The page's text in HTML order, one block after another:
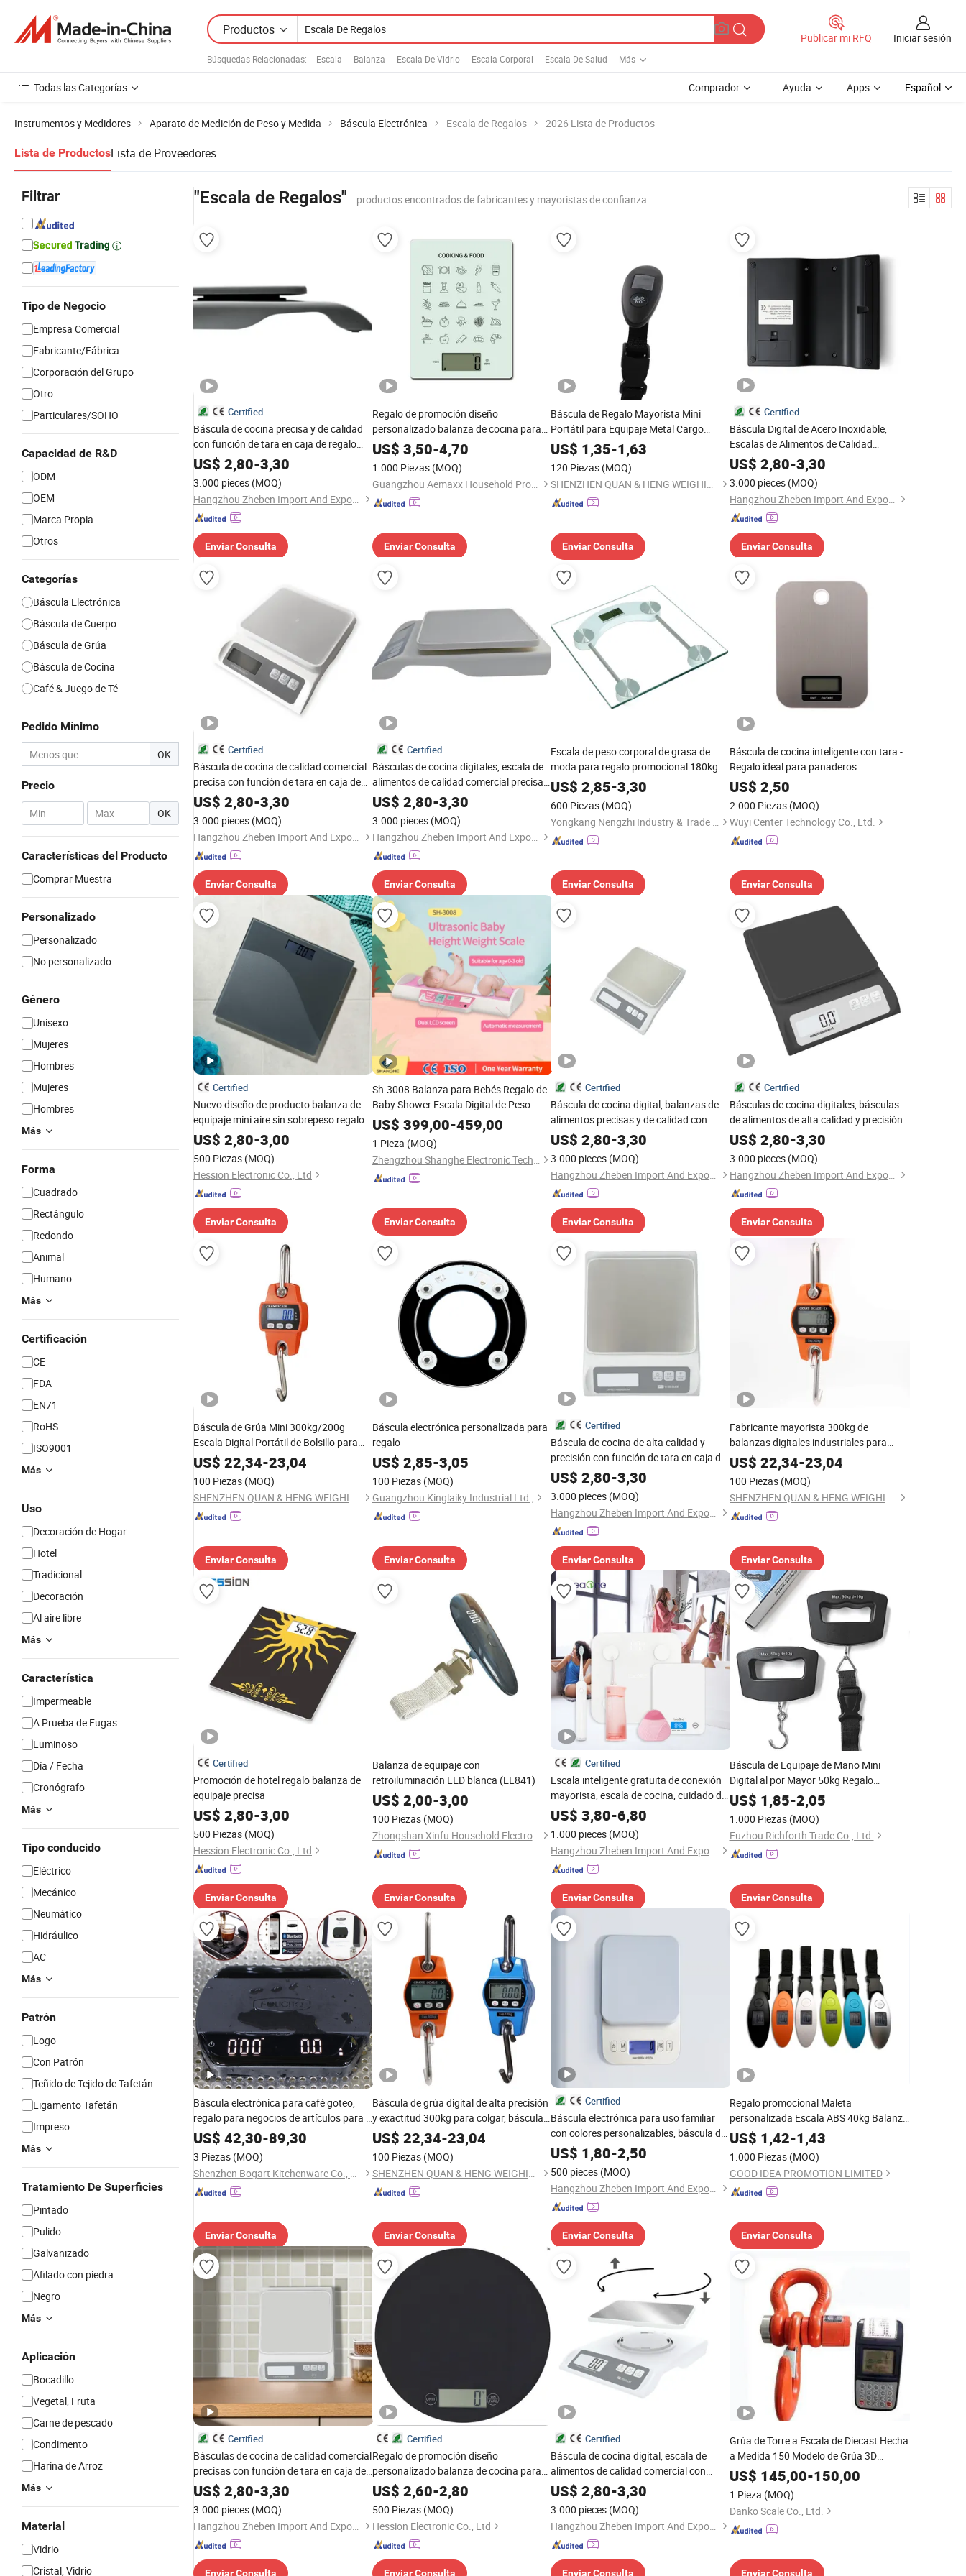
Productos
Búsquedas Relacionadas: Escala Balanza Escala De Vidrio Escala Corporal Escala De Salud Más
Publicar mi RFQ Iniciar sesión
Todas las Categorías Comprador Ayuda Apps Español
Instrumentos y Medidores Aparato de Medición de Peso y Medida Báscula Electrónica Escala de Regalos 2026 Lista de Productos
Lista de ProductosLista de Proveedores
Filtrar
Tipo de Negocio
Empresa Comercial
Fabricante/Fábrica
Corporación del Grupo
Otro
Particulares/SOHO
Capacidad de R&D
ODM
OEM
Marca Propia
Otros
Categorías
Báscula Electrónica
Báscula de Cuerpo
Báscula de Grúa
Báscula de Cocina
Café & Juego de Té
Pedido Mínimo
OK
Precio
- OK
Características del Producto
Comprar Muestra
Personalizado
Personalizado
No personalizado
Género
Unisexo
Mujeres
Hombres
Mujeres
Hombres
Más
Forma
Cuadrado
Rectángulo
Redondo
Animal
Humano
Más
Certificación
CE
FDA
EN71
RoHS
ISO9001
Más
Uso
Decoración de Hogar
Hotel
Tradicional
Decoración
Al aire libre
Más
Característica
Impermeable
A Prueba de Fugas
Luminoso
Día / Fecha
Cronógrafo
Más
Tipo conducido
Eléctrico
Mecánico
Neumático
Hidráulico
AC
Más
Patrón
Logo
Con Patrón
Teñido de Tejido de Tafetán
Ligamento Tafetán
Impreso
Más
Tratamiento De Superficies
Pintado
Pulido
Galvanizado
Afilado con piedra
Negro
Más
Aplicación
Bocadillo
Vegetal, Fruta
Carne de pescado
Condimento
Harina de Arroz
Más
Material
Vidrio
Cristal, Vidrio
"Escala de Regalos" productos encontrados de fabricantes y mayoristas de confianza
Certified
Báscula de cocina precisa y de calidad
con función de tara en caja de regalo
con acero inoxidable
US$ 2,80-3,30
3.000 pieces (MOQ)
Hangzhou Zheben Import And Export Co., Ltd.
Enviar Consulta
Regalo de promoción diseño
personalizado balanza de cocina para
pesar alimentos
US$ 3,50-4,70
1.000 Piezas (MOQ)
Guangzhou Aemaxx Household Products Co., Ltd.
Enviar Consulta
Báscula de Regalo Mayorista Mini
Portátil para Equipaje Metal Cargo
40kg/10g para Equipaje de Viaje
US$ 1,35-1,63
120 Piezas (MOQ)
SHENZHEN QUAN & HENG WEIGHING SCALE CO., LTD.
Enviar Consulta
Certified
Báscula Digital de Acero Inoxidable,
Escalas de Alimentos de Calidad
Comercial con Función de Tara en Caja
de Regalo
US$ 2,80-3,30
3.000 pieces (MOQ)
Hangzhou Zheben Import And Export Co., Ltd.
Enviar Consulta
Certified
Báscula de cocina de calidad comercial
precisa con función de tara en caja de
regalo, acero inoxidable
US$ 2,80-3,30
3.000 pieces (MOQ)
Hangzhou Zheben Import And Export Co., Ltd.
Enviar Consulta
Certified
Básculas de cocina digitales, escala de
alimentos de calidad comercial precisa
con función de tara en caja de regalo
con acero inoxidable
US$ 2,80-3,30
3.000 pieces (MOQ)
Hangzhou Zheben Import And Export Co., Ltd.
Enviar Consulta
Escala de peso corporal de grasa de
moda para regalo promocional 180kg
US$ 2,85-3,30
600 Piezas (MOQ)
Yongkang Nengzhi Industry & Trade Co., Ltd
Enviar Consulta
Báscula de cocina inteligente con tara -
Regalo ideal para panaderos
US$ 2,50
2.000 Piezas (MOQ)
Wuyi Center Technology Co., Ltd.
Enviar Consulta
Certified
Nuevo diseño de producto balanza de
equipaje mini aire sin sobrepeso regalo
50kg 10g
US$ 2,80-3,00
500 Piezas (MOQ)
Hession Electronic Co., Ltd
Enviar Consulta
Sh-3008 Balanza para Bebés Regalo de
Baby Shower Escala Digital de Peso
Altura IMC para Bebés
US$ 399,00-459,00
1 Pieza (MOQ)
Zhengzhou Shanghe Electronic Technology Co., Ltd.
Enviar Consulta
Certified
Báscula de cocina digital, balanzas de
alimentos precisas y de calidad con
función de tara en caja de regalo con
acero inoxidable
US$ 2,80-3,30
3.000 pieces (MOQ)
Hangzhou Zheben Import And Export Co., Ltd.
Enviar Consulta
Certified
Básculas de cocina digitales, básculas
de alimentos de alta calidad y precisión
con función de tara en caja de regalo
con acero inoxidable
US$ 2,80-3,30
3.000 pieces (MOQ)
Hangzhou Zheben Import And Export Co., Ltd.
Enviar Consulta
Báscula de Grúa Mini 300kg/200g
Escala Digital Portátil de Bolsillo para
Pesar Equipaje, Grúas para la Industria
de la Pesca y Equipaje
US$ 22,34-23,04
100 Piezas (MOQ)
SHENZHEN QUAN & HENG WEIGHING SCALE CO., LTD.
Enviar Consulta
Báscula electrónica personalizada para
regalo
US$ 2,85-3,05
100 Piezas (MOQ)
Guangzhou Kinglaiky Industrial Ltd.,
Enviar Consulta
Certified
Báscula de cocina de alta calidad y
precisión con función de tara en caja de
regalo con acero inoxidable
US$ 2,80-3,30
3.000 pieces (MOQ)
Hangzhou Zheben Import And Export Co., Ltd.
Enviar Consulta
Fabricante mayorista 300kg de
balanzas digitales industriales para
grúas, balanza portátil colorida, balanza
electrónica de gancho
US$ 22,34-23,04
100 Piezas (MOQ)
SHENZHEN QUAN & HENG WEIGHING SCALE CO., LTD.
Enviar Consulta
Certified
Promoción de hotel regalo balanza de
equipaje precisa
US$ 2,80-3,00
500 Piezas (MOQ)
Hession Electronic Co., Ltd
Enviar Consulta
Balanza de equipaje con
retroiluminación LED blanca (EL841)
US$ 2,00-3,00
100 Piezas (MOQ)
Zhongshan Xinfu Household Electronic Co., Ltd.
Enviar Consulta
Certified
Escala inteligente gratuita de conexión
mayorista, escala de cocina, cuidado de
la salud corporal, regalo para dama
US$ 3,80-6,80
1.000 pieces (MOQ)
Hangzhou Zheben Import And Export Co., Ltd.
Enviar Consulta
Báscula de Equipaje de Mano Mini
Digital al por Mayor 50kg Regalo
Promocional
US$ 1,85-2,05
1.000 Piezas (MOQ)
Fuzhou Richforth Trade Co., Ltd.
Enviar Consulta
Báscula electrónica para café goteo,
regalo para negocios de artículos para el
hogar, utensilios de cocina, báscula para
café
US$ 42,30-89,30
3 Piezas (MOQ)
Shenzhen Bogart Kitchenware Co., Ltd.
Enviar Consulta
Báscula de grúa digital de alta precisión
y exactitud 300kg para colgar, báscula
industrial de gancho de grúa, báscula
para pesca
US$ 22,34-23,04
100 Piezas (MOQ)
SHENZHEN QUAN & HENG WEIGHING SCALE CO., LTD.
Enviar Consulta
Certified
Báscula electrónica para uso familiar
con colores personalizables, báscula de
cocina portátil digital para alimentos,
ideal como regalo promocional
US$ 1,80-2,50
500 pieces (MOQ)
Hangzhou Zheben Import And Export Co., Ltd.
Enviar Consulta
Regalo promocional Maleta
personalizada Escala ABS 40kg Balanza
digital de viaje portátil
US$ 1,42-1,43
1.000 Piezas (MOQ)
GOOD IDEA PROMOTION LIMITED
Enviar Consulta
Certified
Básculas de cocina de calidad comercial
precisas con función de tara en caja de
regalo
US$ 2,80-3,30
3.000 pieces (MOQ)
Hangzhou Zheben Import And Export Co., Ltd.
Enviar Consulta
Certified
Regalo de promoción diseño
personalizado balanza de cocina para
pesar alimentos
US$ 2,60-2,80
500 Piezas (MOQ)
Hession Electronic Co., Ltd
Enviar Consulta
Certified
Báscula de cocina digital, escala de
alimentos de calidad comercial con
función de tara en caja de regalo
US$ 2,80-3,30
3.000 pieces (MOQ)
Hangzhou Zheben Import And Export Co., Ltd.
Enviar Consulta
Grúa de Torre a Escala de Diecast Hecha
a Medida 150 Modelo de Grúa 3D
Modelo para Regalo
US$ 145,00-150,00
1 Pieza (MOQ)
Danko Scale Co., Ltd.
Enviar Consulta